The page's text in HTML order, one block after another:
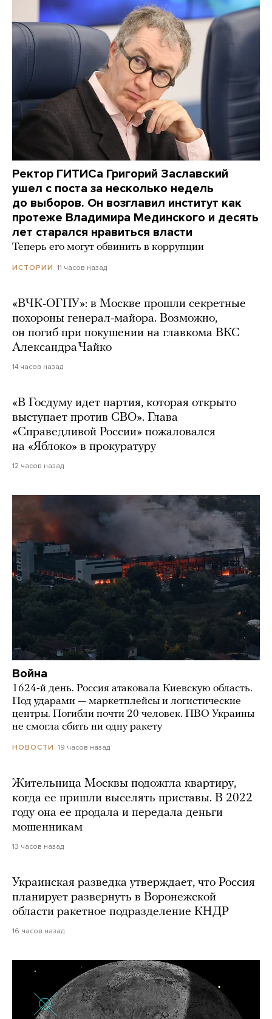
Ректор ГИТИСа Григорий Заславский
ушел с поста за несколько недель
до выборов. Он возглавил институт как
протеже Владимира Мединского и десять
лет старался нравиться власти
Теперь его могут обвинить в коррупции
ИСТОРИИ 11 часов назад
«ВЧК-ОГПУ»: в Москве прошли секретные
похороны генерал-майора. Возможно,
он погиб при покушении на главкома ВКС
Александра Чайко
14 часов назад
«В Госдуму идет партия, которая открыто
выступает против СВО». Глава
«Справедливой России» пожаловался
на «Яблоко» в прокуратуру
12 часов назад
Война
1624-й день. Россия атаковала Киевскую область.
Под ударами — маркетплейсы и логистические
центры. Погибли почти 20 человек. ПВО Украины
не смогла сбить ни одну ракету
НОВОСТИ 19 часов назад
Жительница Москвы подожгла квартиру,
когда ее пришли выселять приставы. В 2022
году она ее продала и передала деньги
мошенникам
13 часов назад
Украинская разведка утверждает, что Россия
планирует развернуть в Воронежской
области ракетное подразделение КНДР
16 часов назад